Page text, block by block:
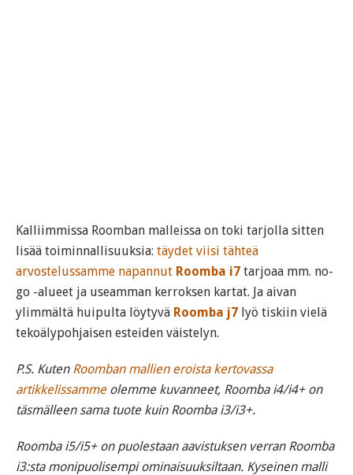
Kalliimmissa Roomban malleissa on toki tarjolla sitten
lisää toiminnallisuuksia: täydet viisi tähteä
arvostelussamme napannut Roomba i7 tarjoaa mm. no-
go -alueet ja useamman kerroksen kartat. Ja aivan
ylimmältä huipulta löytyvä Roomba j7 lyö tiskiin vielä
tekoälypohjaisen esteiden väistelyn.
P.S. Kuten Roomban mallien eroista kertovassa
artikkelissammeolemme kuvanneet, Roomba i4/i4+ on
täsmälleen sama tuote kuin Roomba i3/i3+.
Roomba i5/i5+ on puolestaan aavistuksen verran Roomba
i3:sta monipuolisempi ominaisuuksiltaan. Kyseinen malli